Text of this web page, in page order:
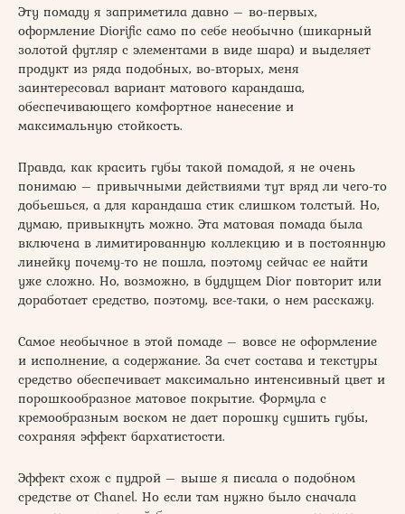
Эту помаду я заприметила давно – во-первых,
оформление Diorific само по себе необычно (шикарный
золотой футляр с элементами в виде шара) и выделяет
продукт из ряда подобных, во-вторых, меня
заинтересовал вариант матового карандаша,
обеспечивающего комфортное нанесение и
максимальную стойкость.
Правда, как красить губы такой помадой, я не очень
понимаю – привычными действиями тут вряд ли чего-то
добьешься, а для карандаша стик слишком толстый. Но,
думаю, привыкнуть можно. Эта матовая помада была
включена в лимитированную коллекцию и в постоянную
линейку почему-то не пошла, поэтому сейчас ее найти
уже сложно. Но, возможно, в будущем Dior повторит или
доработает средство, поэтому, все-таки, о нем расскажу.
Самое необычное в этой помаде – вовсе не оформление
и исполнение, а содержание. За счет состава и текстуры
средство обеспечивает максимально интенсивный цвет и
порошкообразное матовое покрытие. Формула с
кремообразным воском не дает порошку сушить губы,
сохраняя эффект бархатистости.
Эффект схож с пудрой – выше я писала о подобном
средстве от Chanel. Но если там нужно было сначала